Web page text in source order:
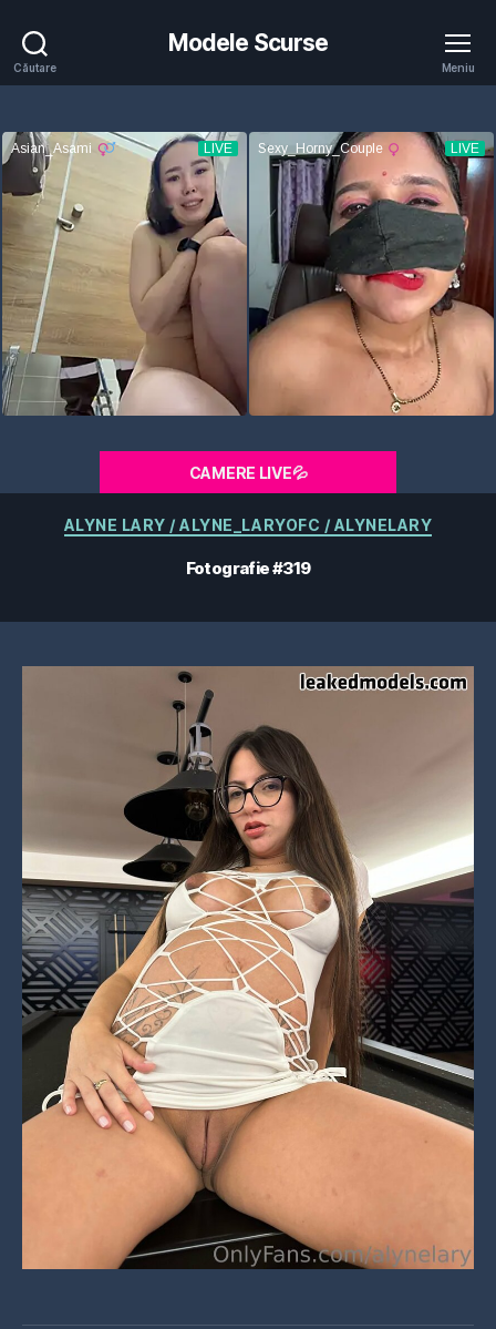
Căutare
Modele Scurse
Meniu
CAMERE LIVE💦
Categorii
ALYNE LARY / ALYNE_LARYOFC / ALYNELARY
Fotografie #319